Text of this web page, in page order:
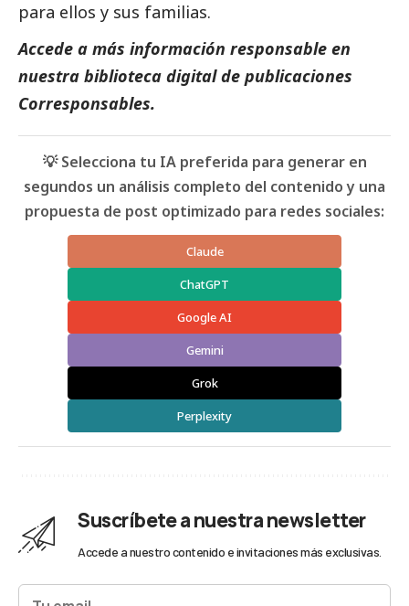
para ellos y sus familias.
Accede a más información responsable en
nuestra biblioteca digital de publicaciones
Corresponsables.
💡 Selecciona tu IA preferida para generar en
segundos un análisis completo del contenido y una
propuesta de post optimizado para redes sociales:
Claude
ChatGPT
Google AI
Gemini
Grok
Perplexity
Suscríbete a nuestra newsletter
Accede a nuestro contenido e invitaciones más exclusivas.